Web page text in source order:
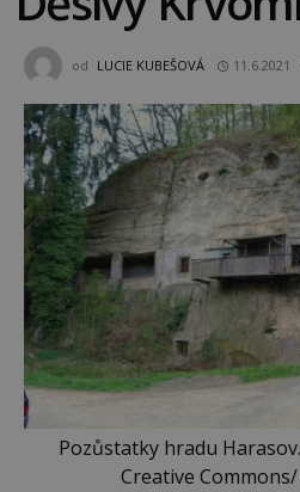
od LUCIE KUBEŠOVÁ 11.6.2021
Pozůstatky hradu
Creative Commons/